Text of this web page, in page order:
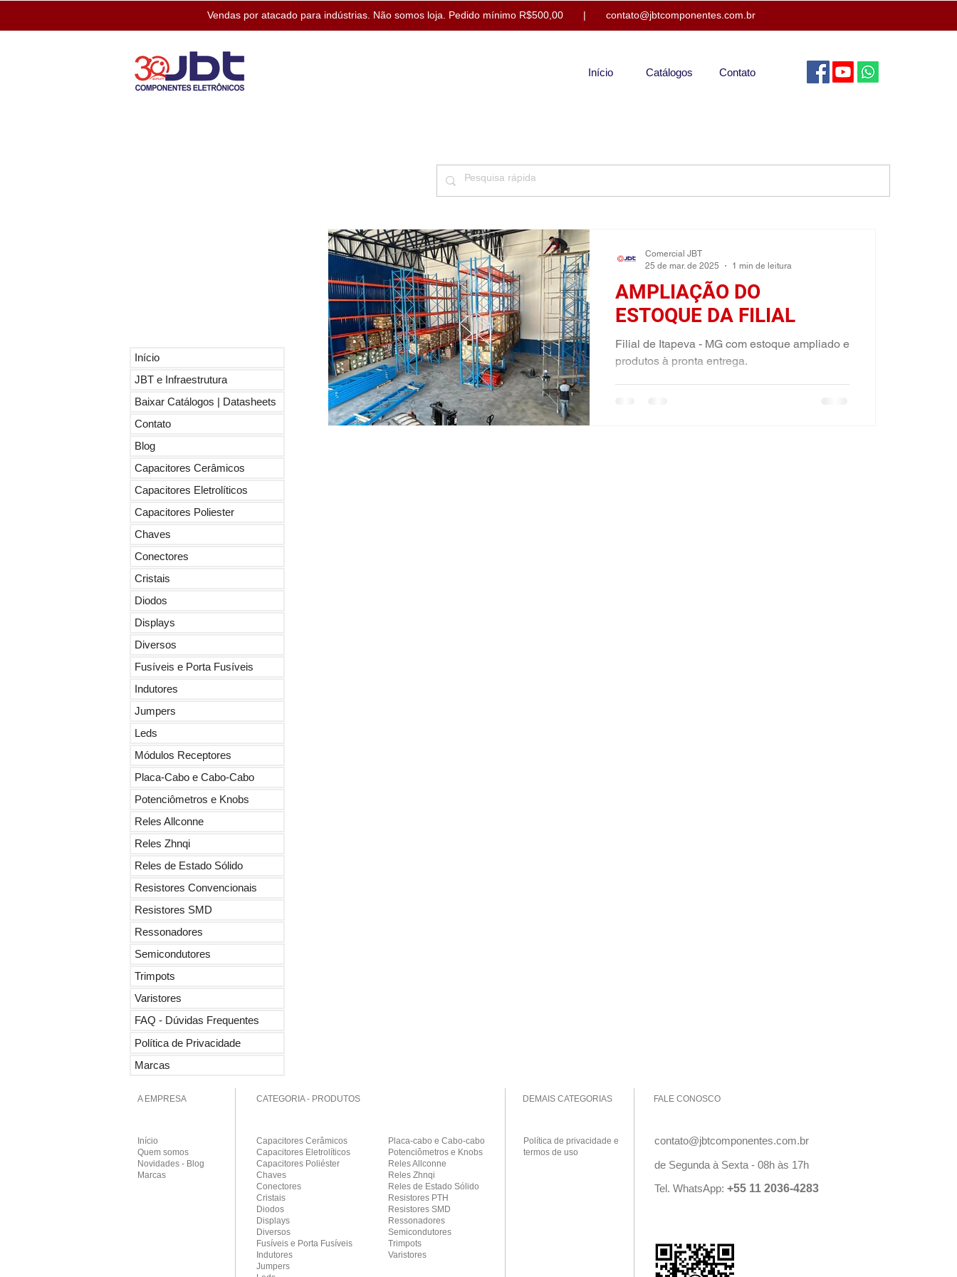
Vendas por atacado para indústrias. Não somos loja. Pedido mínimo R$500,00 | contato@jbtcomponentes.com.br
Início Catálogos Contato
AMPLIAÇÃO DO
ESTOQUE DA FILIAL
Filial de Itapeva - MG com estoque ampliado e
produtos à pronta entrega.
Comercial JBT
25 de mar. de 2025
1 min de leitura
Início
JBT e Infraestrutura
Baixar Catálogos | Datasheets
Contato
Blog
Capacitores Cerâmicos
Capacitores Eletrolíticos
Capacitores Poliester
Chaves
Conectores
Cristais
Diodos
Displays
Diversos
Fusíveis e Porta Fusíveis
Indutores
Jumpers
Leds
Módulos Receptores
Placa-Cabo e Cabo-Cabo
Potenciômetros e Knobs
Reles Allconne
Reles Zhnqi
Reles de Estado Sólido
Resistores Convencionais
Resistores SMD
Ressonadores
Semicondutores
Trimpots
Varistores
FAQ - Dúvidas Frequentes
Política de Privacidade
Marcas
A EMPRESA
Início
Quem somos
Novidades - Blog
Marcas
CATEGORIA - PRODUTOS
Capacitores Cerâmicos
Capacitores Eletrolíticos
Capacitores Poliéster
Chaves
Conectores
Cristais
Diodos
Displays
Diversos
Fusíveis e Porta Fusíveis
Indutores
Jumpers
Placa-cabo e Cabo-cabo
Potenciômetros e Knobs
Reles Allconne
Reles Zhnqi
Reles de Estado Sólido
Resistores PTH
Resistores SMD
Ressonadores
Semicondutores
Trimpots
Varistores
DEMAIS CATEGORIAS
Política de privacidade e
termos de uso
FALE CONOSCO
contato@jbtcomponentes.com.br
de Segunda à Sexta - 08h às 17h
Tel. WhatsApp: +55 11 2036-4283